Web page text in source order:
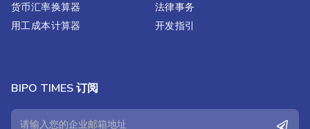
货币汇率换算器
用工成本计算器
法律事务
开发指引
BIPO TIMES 订阅